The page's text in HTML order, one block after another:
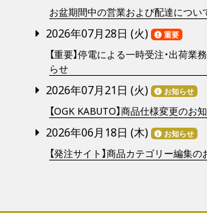
お盆期間中の営業および配達につい
2026年07月28日 (火) 重要
【重要】停電による一時受注・出荷業
らせ
2026年07月21日 (火) お知らせ
【OGK KABUTO】商品仕様変更のお
2026年06月18日 (木) お知らせ
【発注サイト】商品カテゴリー編集